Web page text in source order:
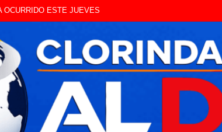
SIN ILUMINACIÓN